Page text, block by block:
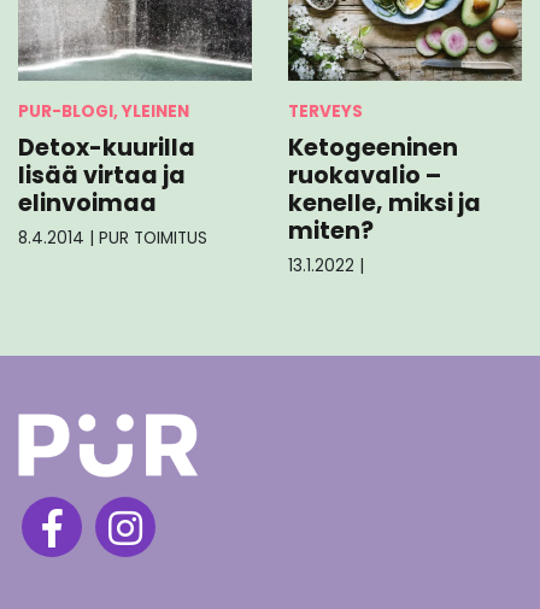
PUR-BLOGI, YLEINEN
Detox-kuurilla
lisää virtaa ja
elinvoimaa
8.4.2014 PUR TOIMITUS
TERVEYS
Ketogeeninen
ruokavalio –
kenelle, miksi ja
miten?
13.1.2022 |